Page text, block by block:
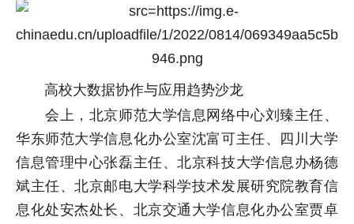
高校大数据协作与应用趋势沙龙
会上，北京师范大学信息网络中心刘臻主任、
华东师范大学信息化办公室沈富可主任、四川大学
信息管理中心张磊主任、北京科技大学信息办杨德
斌主任、北京邮电大学科学技术发展研究院教育信
息化处安杰处长、北京交通大学信息化办公室贾卓